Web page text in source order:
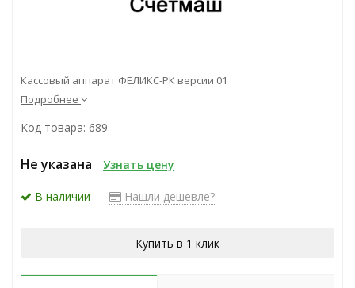
Кассовый аппарат ФЕЛИКС-РК версии 01
Подробнее
Код товара: 689
Не указана Узнать цену
В наличии Нашли дешевле?
Купить в 1 клик